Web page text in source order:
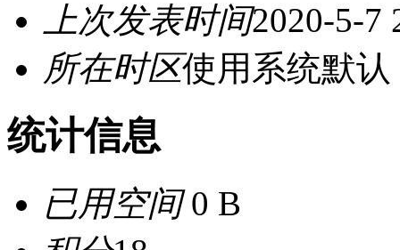
上次发表时间2020-5-7
所在时区使用系统默认
统计信息
已用空间0 B